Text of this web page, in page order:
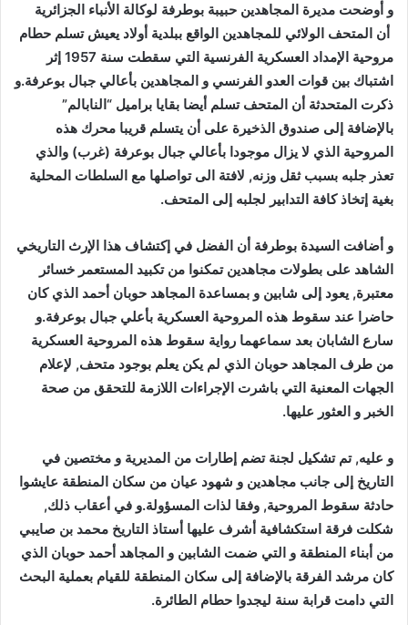
و أوضحت مديرة المجاهدين حبيبة بوطرفة لوكالة الأنباء الجزائرية
أن المتحف الولائي للمجاهدين الواقع ببلدية أولاد يعيش تسلم حطام
مروحية الإمداد العسكرية الفرنسية التي سقطت سنة 1957 إثر
اشتباك بين قوات العدو الفرنسي و المجاهدين بأعالي جبال بوعرفة.و
ذكرت المتحدثة أن المتحف تسلم أيضا بقايا براميل “النابالم”
بالإضافة إلى صندوق الذخيرة على أن يتسلم قريبا محرك هذه
المروحية الذي لا يزال موجودا بأعالي جبال بوعرفة (غرب) والذي
تعذر جلبه بسبب ثقل وزنه, لافتة الى تواصلها مع السلطات المحلية
بغية إتخاذ كافة التدابير لجلبه إلى المتحف.
و أضافت السيدة بوطرفة أن الفضل في إكتشاف هذا الإرث التاريخي
الشاهد على بطولات مجاهدين تمكنوا من تكبيد المستعمر خسائر
معتبرة, يعود إلى شابين و بمساعدة المجاهد حوبان أحمد الذي كان
حاضرا عند سقوط هذه المروحية العسكرية بأعلي جبال بوعرفة.و
سارع الشابان بعد سماعهما رواية سقوط هذه المروحية العسكرية
من طرف المجاهد حوبان الذي لم يكن يعلم بوجود متحف, لإعلام
الجهات المعنية التي باشرت الإجراءات اللازمة للتحقق من صحة
الخبر و العثور عليها.
و عليه, تم تشكيل لجنة تضم إطارات من المديرية و مختصين في
التاريخ إلى جانب مجاهدين و شهود عيان من سكان المنطقة عايشوا
حادثة سقوط المروحية, وفقا لذات المسؤولة.و في أعقاب ذلك,
شكلت فرقة استكشافية أشرف عليها أستاذ التاريخ محمد بن صايبي
من أبناء المنطقة و التي ضمت الشابين و المجاهد أحمد حوبان الذي
كان مرشد الفرقة بالإضافة إلى سكان المنطقة للقيام بعملية البحث
التي دامت قرابة سنة ليجدوا حطام الطائرة.